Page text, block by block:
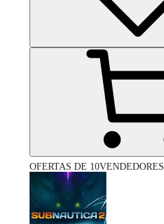
OFERTAS DE 10VENDEDORES